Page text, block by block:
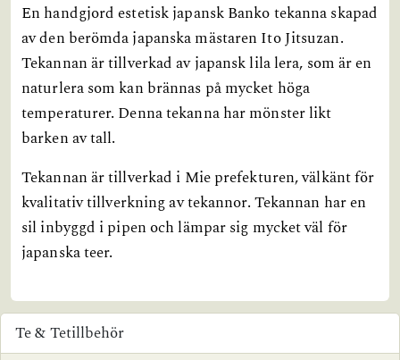
En handgjord estetisk japansk Banko tekanna skapad
av den berömda japanska mästaren Ito Jitsuzan.
Tekannan är tillverkad av japansk lila lera, som är en
naturlera som kan brännas på mycket höga
temperaturer. Denna tekanna har mönster likt
barken av tall.
Tekannan är tillverkad i Mie prefekturen, välkänt för
kvalitativ tillverkning av tekannor. Tekannan har en
sil inbyggd i pipen och lämpar sig mycket väl för
japanska teer.
Te & Tetillbehör